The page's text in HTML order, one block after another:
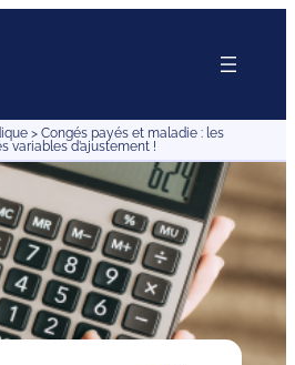
> Congés payés et maladie : les
variables d’ajustement !